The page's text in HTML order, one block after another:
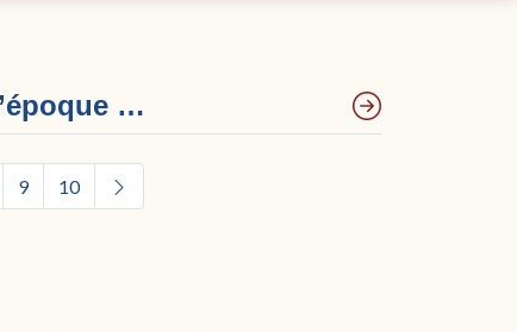
…
9 10